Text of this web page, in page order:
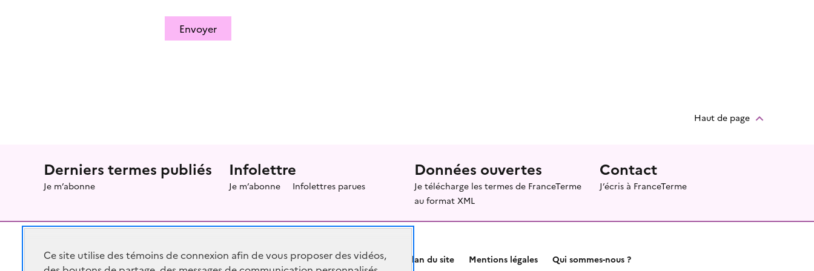
Envoyer
Haut de page
Menu prefooter
Derniers termes publiés
Je m’abonne
Infolettre
Je m’abonne Infolettres parues
Données ouvertes
Je télécharge les termes de FranceTerme
au format XML
Contact
J’écris à FranceTerme
Plan du site Mentions légales Qui sommes-nous ?
Ce site utilise des témoins de connexion afin de vous proposer des vidéos,